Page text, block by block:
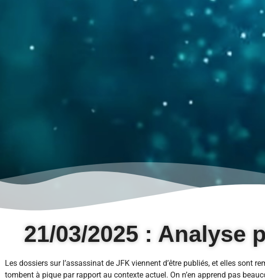
21/03/2025 : Analyse
Les dossiers sur l’assassinat de JFK viennent d’être publiés, et elles sont
tombent à pique par rapport au contexte actuel. On n’en apprend pas